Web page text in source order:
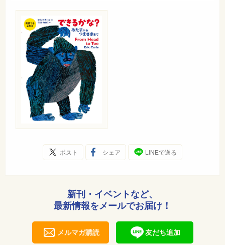
ポスト シェア LINEで送る
新刊・イベントなど、
最新情報をメールでお届け！
メルマガ購読 友だち追加